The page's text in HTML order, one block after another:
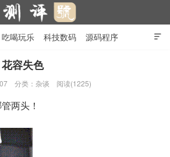

吃喝玩乐 科技数码 源码程序
隐私政策
容失色
分类： 杂谈 阅读(1225)
两头！